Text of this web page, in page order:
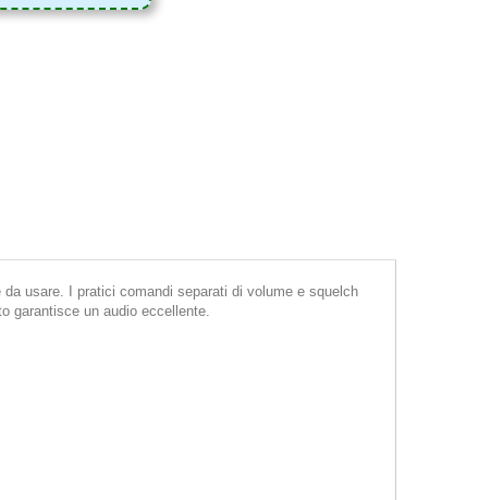
usare. I pratici comandi separati di volume e squelch
garantisce un audio eccellente.